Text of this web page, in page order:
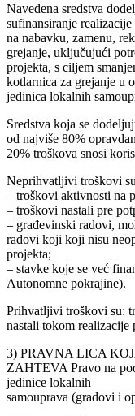
Navedena sredstva
sufinansiranje
na nabavku, zamenu,
grejanje, uključujući
projekta, s ciljem
kotlarnica za grejanje u
jedinica lokalnih
Sredstva koja se
od najviše 80%
20% troškova snosi
Neprihvatljivi troškovi
– troškovi aktivnosti na
– troškovi nastali pre
– građevinski radovi,
radovi koji koji nisu
projekta;
– stavke koje se već
Autonomne pokrajine).
Prihvatljivi troškovi su:
nastali tokom realizacije
3) PRAVNA LICA
ZAHTEVA Pravo na
jedinice lokalnih
samouprava (gradovi i